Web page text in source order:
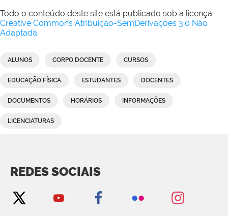
Todo o conteúdo deste site está publicado sob a licença
Creative Commons Atribuição-SemDerivações 3.0 Não
Adaptada.
ALUNOS CORPO DOCENTE CURSOS
EDUCAÇÃO FÍSICA ESTUDANTES DOCENTES
DOCUMENTOS HORÁRIOS INFORMAÇÕES
LICENCIATURAS
REDES SOCIAIS